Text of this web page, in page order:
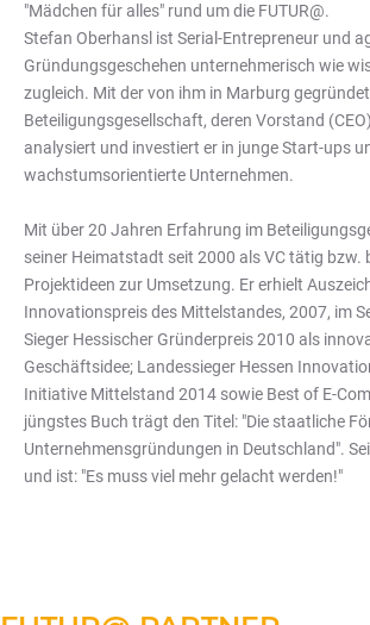
"Mädchen für alles" rund um die FUTUR@.
Stefan Oberhansl ist Serial-Entrepreneur und
Gründungsgeschehen unternehmerisch wie
zugleich. Mit der von ihm in Marburg
Beteiligungsgesellschaft, deren Vorstand
analysiert und investiert er in junge Start-ups
wachstumsorientierte Unternehmen.
Mit über 20 Jahren Erfahrung im
seiner Heimatstadt seit 2000 als VC tätig bzw.
Projektideen zur Umsetzung. Er erhielt
Innovationspreis des Mittelstandes, 2007, im
Sieger Hessischer Gründerpreis 2010 als
Geschäftsidee; Landessieger Hessen
Initiative Mittelstand 2014 sowie Best of E-
jüngstes Buch trägt den Titel: "Die staatliche
Unternehmensgründungen in Deutschland".
und ist: "Es muss viel mehr gelacht werden!"